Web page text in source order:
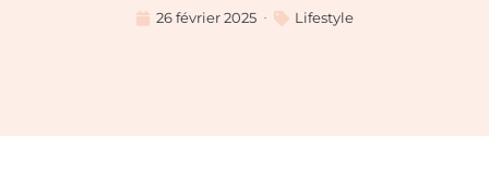
26 février 2025 Lifestyle